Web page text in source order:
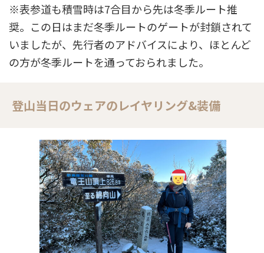
※表参道も積雪時は7合目から先は冬季ルート推
奨。この日はまだ冬季ルートのゲートが封鎖されて
いましたが、先行者のアドバイスにより、ほとんど
の方が冬季ルートを通っておられました。
登山当日のウェアのレイヤリング&装備